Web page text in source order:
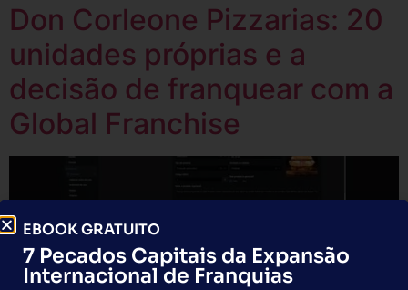
Don Corleone Pizzarias: 20
unidades próprias e a
decisão de franquear com a
Global Franchise
EBOOK GRATUITO
7 Pecados Capitais da Expansão
Internacional de Franquias